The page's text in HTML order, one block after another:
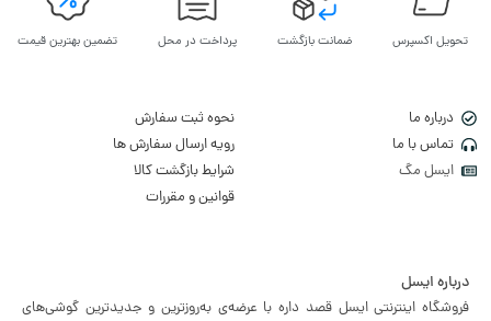
تحویل اکسپرس ضمانت بازگشت پرداخت در محل تضمین بهترین قیمت
درباره ما
تماس با ما
ایسل مگ
نحوه ثبت سفارش
رویه ارسال سفارش ها
شرایط بازگشت کالا
قوانین و مقررات
درباره ایسل
فروشگاه اینترنتی ایسل قصد داره با عرضه‌ی به‌روزترین و جدیدترین گوشی‌های